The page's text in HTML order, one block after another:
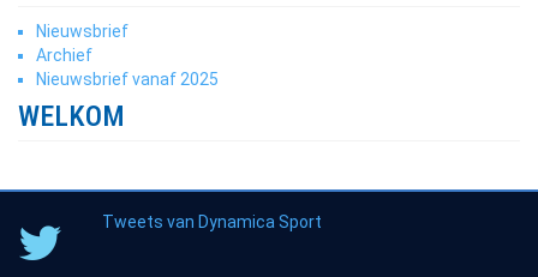
Nieuwsbrief
Archief
Nieuwsbrief vanaf 2025
WELKOM
Tweets van Dynamica Sport